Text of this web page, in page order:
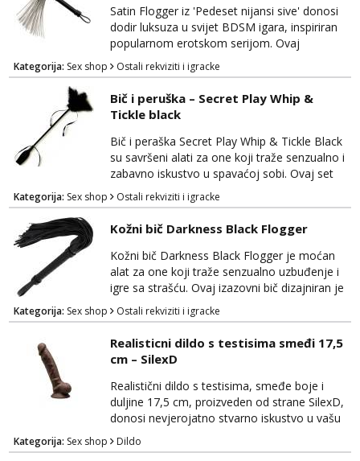
tijelo i udoban za nošenje. Prilagodljive su za
različite veličine zgloba, osiguravajući
sigurnost i...
Satin Flogger iz 'Pedeset nijansi sive' donosi
dodir luksuza u svijet BDSM igara, inspiriran
popularnom erotskom serijom. Ovaj
elegantan bič izrađen je kako bi pružio
senzualno iskustvo dominacije i podložnosti.
Satin Flogger je izrađen od visokokvalitetnog
materijala s mekim trakama koje pružaju
dodatnu nježnost i udobnost tijekom igre.
Ovaj bič je savršen za početnike u BDSM-u,
omogućujući im...
Kategorija: Sex shop Ostali rekviziti i igracke
Bič i peruška – Secret Play Whip &
Tickle black
Bič i peraška Secret Play Whip & Tickle Black
su savršeni alati za one koji traže senzualno i
zabavno iskustvo u spavaćoj sobi. Ovaj set
kombinira dvije različite teksture kako bi
dodao raznolikost i uzbuđenje u vaše intimne
trenutke. Bič je izrađen od visokokvalitetne
eko kože i nudi dominaciju i strast u igrama
sa strašću. Njegove nježne trake pružaju
mogućnost precizne stimulacije i kontrole...
Kategorija: Sex shop Ostali rekviziti i igracke
Kožni bič Darkness Black Flogger
Kožni bič Darkness Black Flogger je moćan
alat za one koji traže senzualno uzbuđenje i
igre sa strašću. Ovaj izazovni bič dizajniran je
za dodatnu stimulaciju i eksperimentiranje u
svijetu BDSM-a i erotike. Izrađen je od
visokokvalitetne kože, Darkness Black
Flogger ima sofisticiran izgled i osjećaj na
dodir. Duge, meke trake biča omogućuju
precizno usmjeravanje i kontrolu tijekom igre,
pružaju...
Kategorija: Sex shop Ostali rekviziti i igracke
Realisticni dildo s testisima smeđi 17,5
cm – SilexD
Realistični dildo s testisima, smeđe boje i
duljine 17,5 cm, proizveden od strane SilexD,
donosi nevjerojatno stvarno iskustvo u vašu
spavaću sobu. Ovaj vrhunski dildo će vas
zadovoljiti svojom iznimnom kvalitetom i
Kategorija: Sex shop Dildo